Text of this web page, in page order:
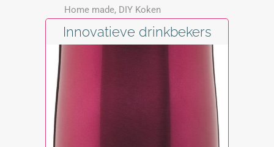
Home made, DIY Koken
Innovatieve drinkbekers